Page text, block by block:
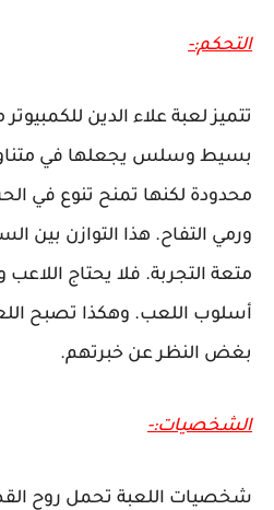
التحكم:-
تتميز لعبة علاء الدين
بسيط وسلس يجعلها في متناول
محدودة لكنها تمنح تنوع في
ورمي التفاح. هذا التوازن بين
متعة التجربة. فلا يحتاج
أسلوب اللعب. وهكذا تصبح
بغض النظر عن خبرتهم.
الشخصيات:-
شخصيات اللعبة تحمل روح